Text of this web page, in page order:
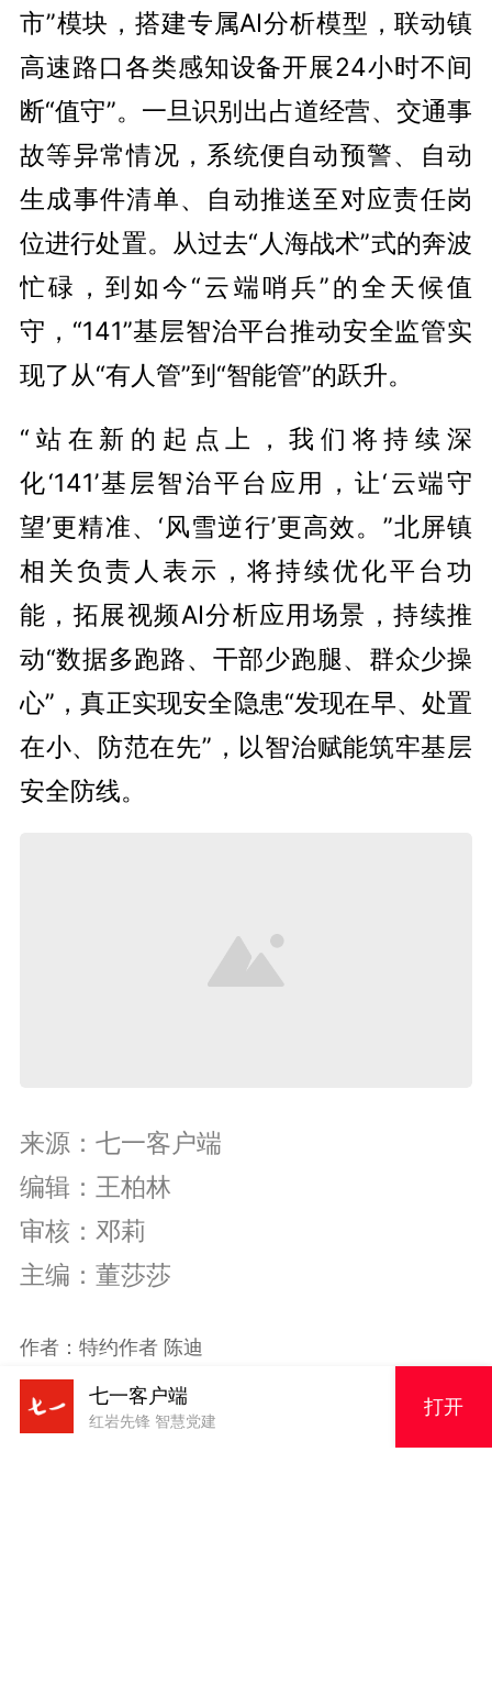
市”模块，搭建专属AI分析模型，联动镇
高速路口各类感知设备开展24小时不间
断“值守”。一旦识别出占道经营、交通事
故等异常情况，系统便自动预警、自动
生成事件清单、自动推送至对应责任岗
位进行处置。从过去“人海战术”式的奔波
忙碌，到如今“云端哨兵”的全天候值
守，“141”基层智治平台推动安全监管实
现了从“有人管”到“智能管”的跃升。
“站在新的起点上，我们将持续深
化‘141’基层智治平台应用，让‘云端守
望’更精准、‘风雪逆行’更高效。”北屏镇
相关负责人表示，将持续优化平台功
能，拓展视频AI分析应用场景，持续推
动“数据多跑路、干部少跑腿、群众少操
心”，真正实现安全隐患“发现在早、处置
在小、防范在先” ，以智治赋能筑牢基层
安全防线。
来源：七一客户端
编辑：王柏林
审核：邓莉
主编：董莎莎
作者：特约作者 陈迪
七一客户端
红岩先锋 智慧党建
打开